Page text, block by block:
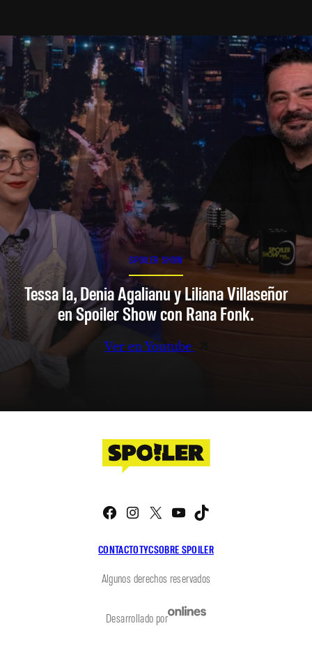
SPOILER SHOW
Tessa Ia, Denia Agalianu y Liliana Villaseñor
en Spoiler Show con Rana Fonk.
Ver en Youtube
CONTACTOTYCSOBRE SPOILER
Facebook
Instagram
X YouTube
Algunos derechos reservados
Desarrollado por